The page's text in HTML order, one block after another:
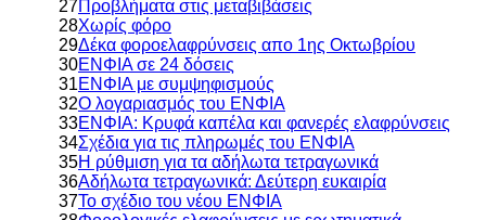
27Προβλήματα στις μεταβιβάσεις
28Χωρίς φόρο
29Δέκα φοροελαφρύνσεις απο 1ης Οκτωβρίου
30ΕΝΦΙΑ σε 24 δόσεις
31ΕΝΦΙΑ με συμψηφισμούς
32Ο λογαριασμός του ΕΝΦΙΑ
33ΕΝΦΙΑ: Κρυφά καπέλα και φανερές ελαφρύνσεις
34Σχέδια για τις πληρωμές του ΕΝΦΙΑ
35Η ρύθμιση για τα αδήλωτα τετραγωνικά
36Αδήλωτα τετραγωνικά: Δεύτερη ευκαιρία
37Το σχέδιο του νέου ΕΝΦΙΑ